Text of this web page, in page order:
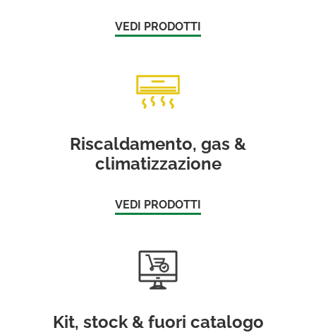
VEDI PRODOTTI
Riscaldamento, gas &
climatizzazione
VEDI PRODOTTI
Kit, stock & fuori catalogo